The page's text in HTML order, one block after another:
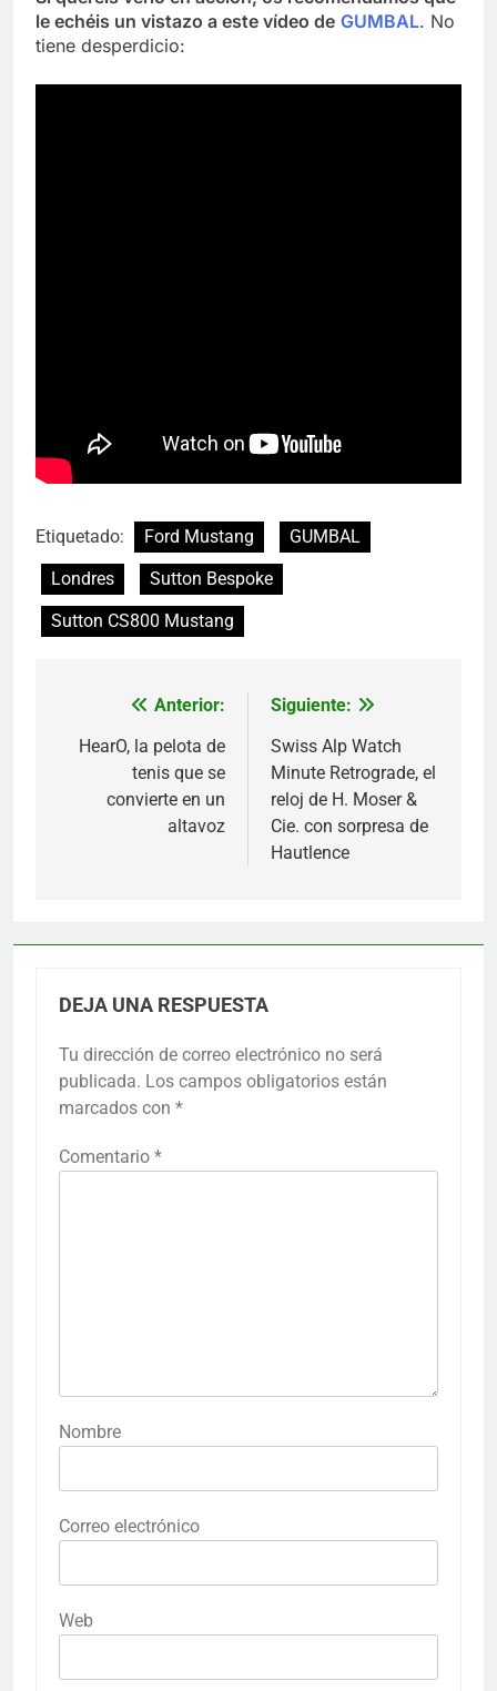
le echéis un vistazo a este vídeo de GUMBAL. No
tiene desperdicio:
Etiquetado: Ford Mustang
GUMBAL
Londres
Sutton Bespoke
Sutton CS800 Mustang
Navegación
de
entradas
Anterior:
HearO, la pelota de
tenis que se
convierte en un
altavoz
Siguiente:
Swiss Alp Watch
Minute Retrograde, el
reloj de H. Moser &
Cie. con sorpresa de
Hautlence
DEJA UNA RESPUESTA
Tu dirección de correo electrónico no será
publicada. Los campos obligatorios están
marcados con *
Comentario *
Nombre
Correo electrónico
Web